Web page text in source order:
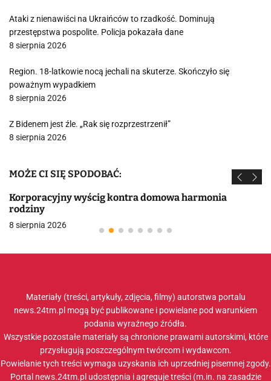
Ataki z nienawiści na Ukraińców to rzadkość. Dominują
przestępstwa pospolite. Policja pokazała dane
8 sierpnia 2026
Region. 18-latkowie nocą jechali na skuterze. Skończyło się
poważnym wypadkiem
8 sierpnia 2026
Z Bidenem jest źle. „Rak się rozprzestrzenił”
8 sierpnia 2026
MOŻE CI SIĘ SPODOBAĆ:
Korporacyjny wyścig kontra domowa harmonia
rodziny
8 sierpnia 2026
Materiały (treści, artykuły, zdjęcia, filmy) autorstwa portalu
news.24tm.pl mogą być publikowane i powielane pod warunkiem
podania wyraźnego źródła.
Wszystkie pozostałe materiały są chronione prawami autorskimi, które
przysługują poszczególnym twórcom i wydawcom.
Powielanie tych treści wymaga uzyskania ich uprzedniej pisemnej zgody.
Portal news.24tm.pl udostępnia i agreguje treści (m.in. na zasadzie